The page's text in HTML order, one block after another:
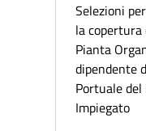
Selezioni
la
Pianta
dipendente
Portuale
Impiegato